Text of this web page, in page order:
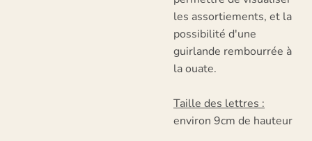
les assortiements, et la
possibilité d'une
guirlande rembourrée à
la ouate.
Taille des lettres :
environ 9cm de hauteur